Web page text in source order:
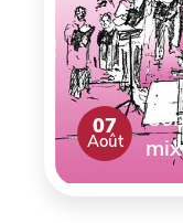
07
Août